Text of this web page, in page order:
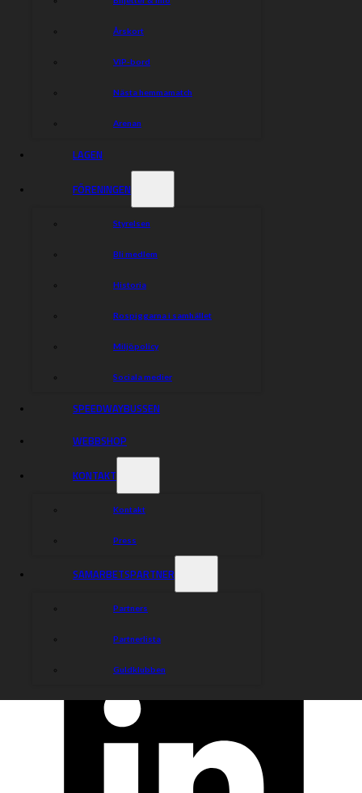
Årskort
VIP-bord
Nästa hemmamatch
Arenan
LAGEN
FÖRENINGEN
Styrelsen
Bli medlem
Historia
Rospiggarna i samhället
Miljöpolicy
Sociala medier
SPEEDWAYBUSSEN
WEBBSHOP
KONTAKT
Kontakt
Press
SAMARBETSPARTNER
Partners
Partnerlista
Guldklubben
Devils vann hemma mot Unia Tarnow med 47-42.
Dela nyheten: